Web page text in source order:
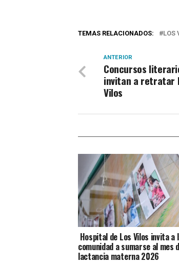
TEMAS RELACIONADOS: LOS
ANTERIOR
Concursos
invitan a retratar
Vilos
Hospital de Los Vilos invita a
comunidad a sumarse al mes
lactancia materna 2026